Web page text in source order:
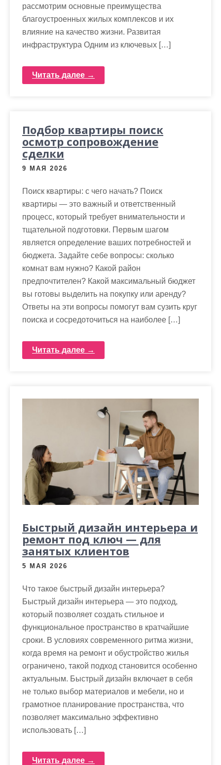
рассмотрим основные преимущества
благоустроенных жилых комплексов и их
влияние на качество жизни. Развитая
инфраструктура Одним из ключевых […]
Читать далее →
Подбор квартиры поиск
осмотр сопровождение
сделки
9 МАЯ 2026
Поиск квартиры: с чего начать? Поиск
квартиры — это важный и ответственный
процесс, который требует внимательности и
тщательной подготовки. Первым шагом
является определение ваших потребностей и
бюджета. Задайте себе вопросы: сколько
комнат вам нужно? Какой район
предпочтителен? Какой максимальный бюджет
вы готовы выделить на покупку или аренду?
Ответы на эти вопросы помогут вам сузить круг
поиска и сосредоточиться на наиболее […]
Читать далее →
Быстрый дизайн интерьера и
ремонт под ключ — для
занятых клиентов
5 МАЯ 2026
Что такое быстрый дизайн интерьера?
Быстрый дизайн интерьера — это подход,
который позволяет создать стильное и
функциональное пространство в кратчайшие
сроки. В условиях современного ритма жизни,
когда время на ремонт и обустройство жилья
ограничено, такой подход становится особенно
актуальным. Быстрый дизайн включает в себя
не только выбор материалов и мебели, но и
грамотное планирование пространства, что
позволяет максимально эффективно
использовать […]
Читать далее →